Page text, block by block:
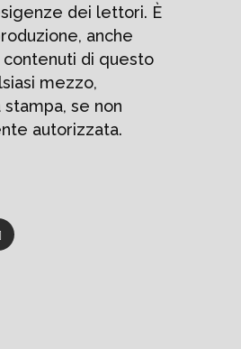
dei lettori. È
anche
contenuti di questo
mezzo,
se non
autorizzata.